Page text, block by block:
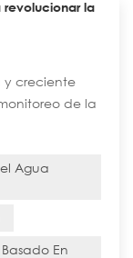
revolucionar la
y creciente
de la
de calidad del
potentes
la
para
Agua
En